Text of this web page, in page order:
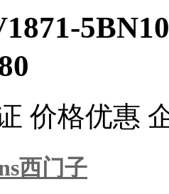
价格优惠
西门子